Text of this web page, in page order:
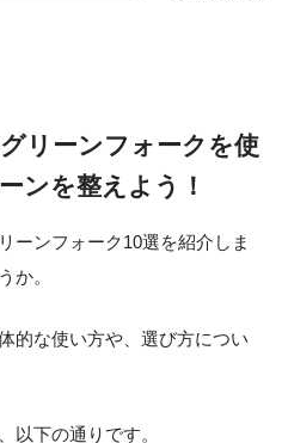
リーンフォークを使
ンを整えよう！
ーンフォーク10選を紹介しま
か。
的な使い方や、選び方につい
以下の通りです。